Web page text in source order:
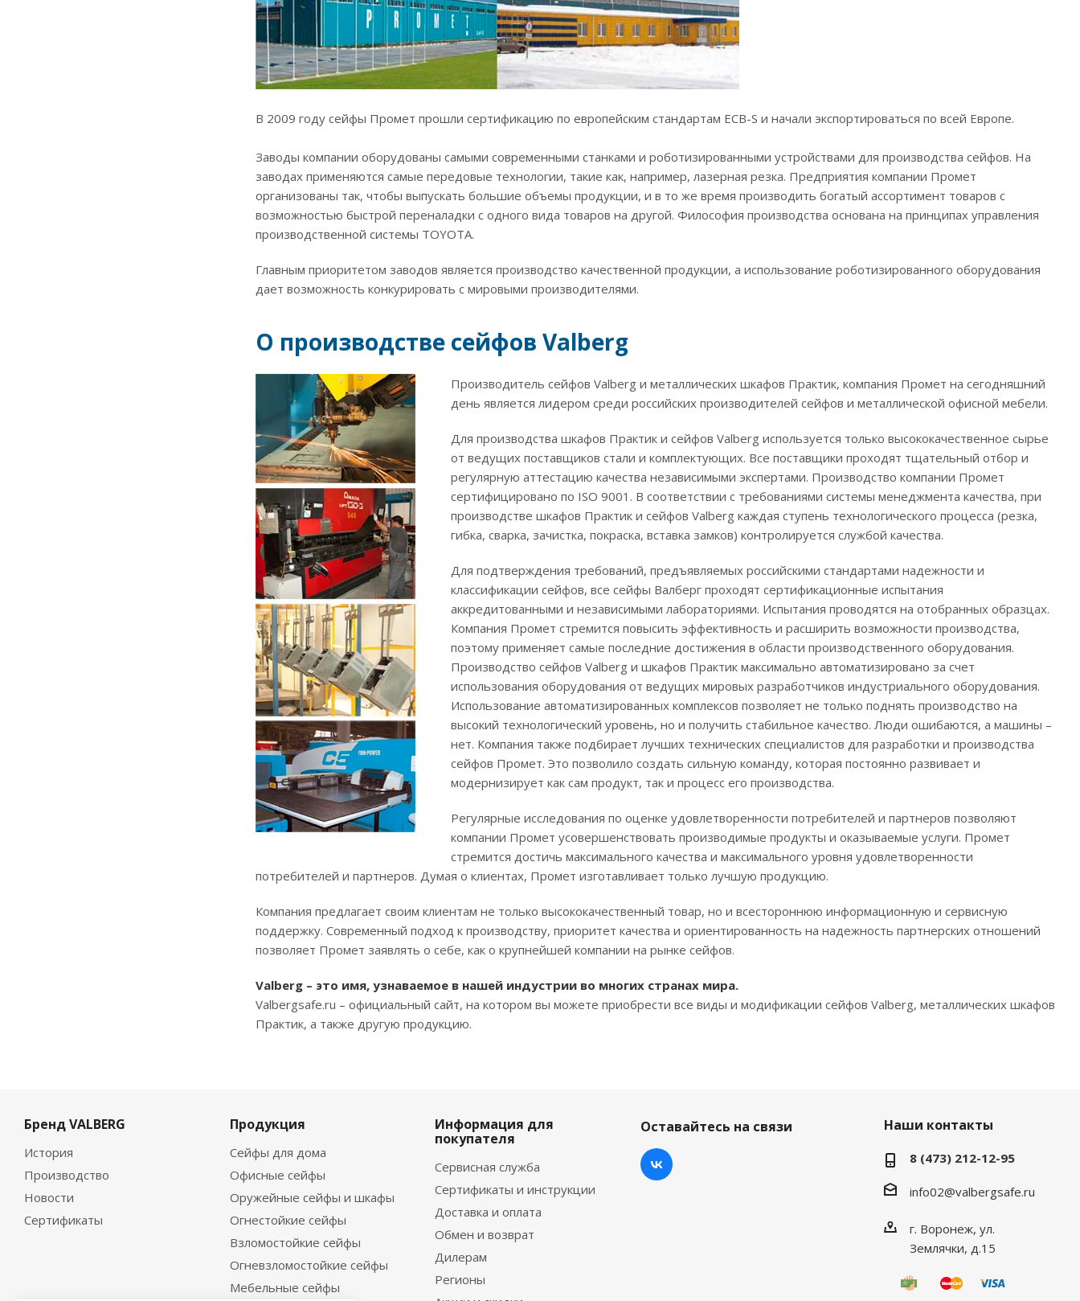
В 2009 году сейфы Промет прошли сертификацию по европейским стандартам ECB-S и начали экспортироваться по всей Европе.
Заводы компании оборудованы самыми современными станками и роботизированными устройствами для производства сейфов. На
заводах применяются самые передовые технологии, такие как, например, лазерная резка. Предприятия компании Промет
организованы так, чтобы выпускать большие объемы продукции, и в то же время производить богатый ассортимент товаров с
возможностью быстрой переналадки с одного вида товаров на другой. Философия производства основана на принципах управления
производственной системы TOYOTA.
Главным приоритетом заводов является производство качественной продукции, а использование роботизированного оборудования
дает возможность конкурировать с мировыми производителями.
О производстве сейфов Valberg
Производитель сейфов Valberg и металлических шкафов Практик, компания Промет на сегодняшний
день является лидером среди российских производителей сейфов и металлической офисной мебели.
Для производства шкафов Практик и сейфов Valberg используется только высококачественное сырье
от ведущих поставщиков стали и комплектующих. Все поставщики проходят тщательный отбор и
регулярную аттестацию качества независимыми экспертами. Производство компании Промет
сертифицировано по ISO 9001. В соответствии с требованиями системы менеджмента качества, при
производстве шкафов Практик и сейфов Valberg каждая ступень технологического процесса (резка,
гибка, сварка, зачистка, покраска, вставка замков) контролируется службой качества.
Для подтверждения требований, предъявляемых российскими стандартами надежности и
классификации сейфов, все сейфы Валберг проходят сертификационные испытания
аккредитованными и независимыми лабораториями. Испытания проводятся на отобранных образцах.
Компания Промет стремится повысить эффективность и расширить возможности производства,
поэтому применяет самые последние достижения в области производственного оборудования.
Производство сейфов Valberg и шкафов Практик максимально автоматизировано за счет
использования оборудования от ведущих мировых разработчиков индустриального оборудования.
Использование автоматизированных комплексов позволяет не только поднять производство на
высокий технологический уровень, но и получить стабильное качество. Люди ошибаются, а машины –
нет. Компания также подбирает лучших технических специалистов для разработки и производства
сейфов Промет. Это позволило создать сильную команду, которая постоянно развивает и
модернизирует как сам продукт, так и процесс его производства.
Регулярные исследования по оценке удовлетворенности потребителей и партнеров позволяют
компании Промет усовершенствовать производимые продукты и оказываемые услуги. Промет
стремится достичь максимального качества и максимального уровня удовлетворенности
потребителей и партнеров. Думая о клиентах, Промет изготавливает только лучшую продукцию.
Компания предлагает своим клиентам не только высококачественный товар, но и всестороннюю информационную и сервисную
поддержку. Современный подход к производству, приоритет качества и ориентированность на надежность партнерских отношений
позволяет Промет заявлять о себе, как о крупнейшей компании на рынке сейфов.
Valberg – это имя, узнаваемое в нашей индустрии во многих странах мира.
Valbergsafe.ru – официальный сайт, на котором вы можете приобрести все виды и модификации сейфов Valberg, металлических шкафов
Практик, а также другую продукцию.
Бренд VALBERG
История
Производство
Новости
Сертификаты
Продукция
Сейфы для дома
Офисные сейфы
Оружейные сейфы и шкафы
Огнестойкие сейфы
Взломостойкие сейфы
Огневзломостойкие сейфы
Мебельные сейфы
Информация для
покупателя
Сервисная служба
Сертификаты и инструкции
Доставка и оплата
Обмен и возврат
Дилерам
Регионы
Оставайтесь на связи Наши контакты
8 (473) 212-12-95
info02@valbergsafe.ru
г. Воронеж, ул.
Землячки, д.15